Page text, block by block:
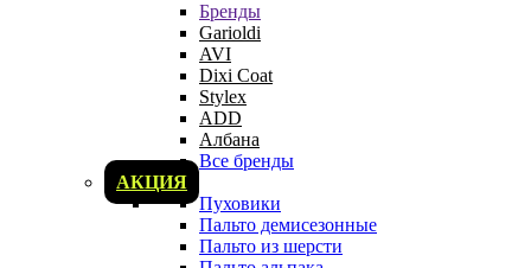
Бренды
Garioldi
AVI
Dixi Coat
Stylex
ADD
Албана
Все бренды
АКЦИЯ
Пуховики
Пальто демисезонные
Пальто из шерсти